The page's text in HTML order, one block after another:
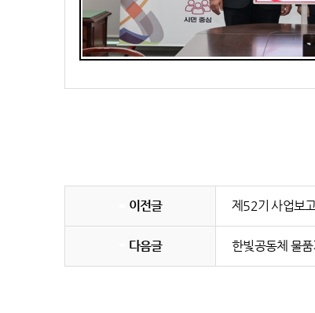
이전글 제52기 사업보
다음글 한빛공동체 물